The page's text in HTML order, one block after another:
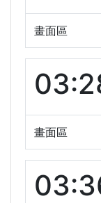
畫面區
畫面區